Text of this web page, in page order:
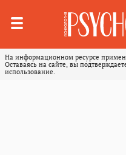
На информационном ресурсе
Оставаясь на сайте, вы
использование.